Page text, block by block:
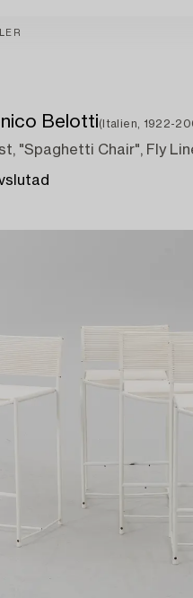
Belotti(Italien, 1922-
"Spaghetti Chair", Fly